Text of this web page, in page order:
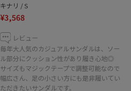
キナリ / S
¥3,568
レビュー
毎年大人気のカジュアルサンダルは、ソー
ル部分にクッション性があり履き心地◎
サイズもマジックテープで調整可能なので
幅広さん、足の小さい方にも是非履いてい
ただきたいサンダルです。